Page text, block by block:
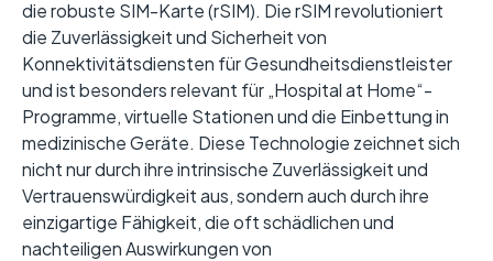
die robuste SIM-Karte (rSIM). Die rSIM revolutioniert
die Zuverlässigkeit und Sicherheit von
Konnektivitätsdiensten für Gesundheitsdienstleister
und ist besonders relevant für „Hospital at Home“-
Programme, virtuelle Stationen und die Einbettung in
medizinische Geräte. Diese Technologie zeichnet sich
nicht nur durch ihre intrinsische Zuverlässigkeit und
Vertrauenswürdigkeit aus, sondern auch durch ihre
einzigartige Fähigkeit, die oft schädlichen und
nachteiligen Auswirkungen von